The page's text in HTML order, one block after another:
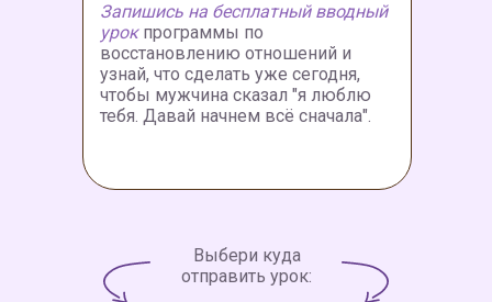
Запишись на бесплатный вводный
урокпрограммы по
восстановлению отношений и
узнай, что сделать уже сегодня,
чтобы мужчина сказал "я люблю
тебя. Давай начнем всё сначала".
Выбери куда
отправить урок: